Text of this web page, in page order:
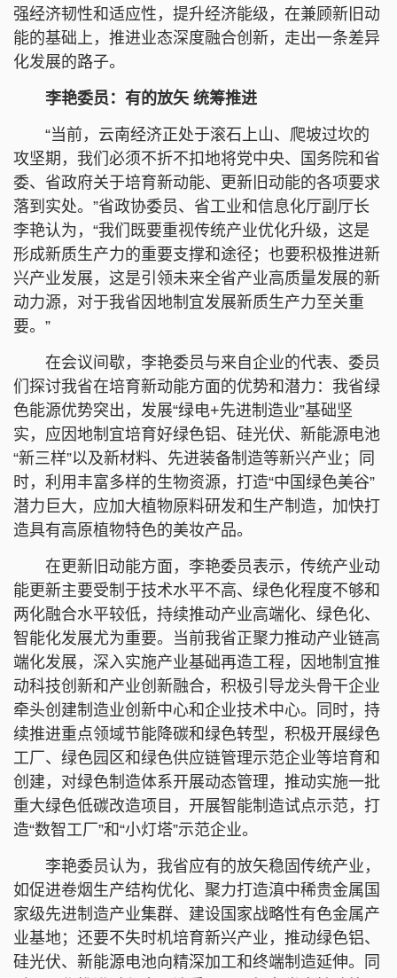
强经济韧性和适应性，提升经济能级，在兼顾新旧动
能的基础上，推进业态深度融合创新，走出一条差异
化发展的路子。
李艳委员：有的放矢 统筹推进
“当前，云南经济正处于滚石上山、爬坡过坎的
攻坚期，我们必须不折不扣地将党中央、国务院和省
委、省政府关于培育新动能、更新旧动能的各项要求
落到实处。”省政协委员、省工业和信息化厅副厅长
李艳认为，“我们既要重视传统产业优化升级，这是
形成新质生产力的重要支撑和途径；也要积极推进新
兴产业发展，这是引领未来全省产业高质量发展的新
动力源，对于我省因地制宜发展新质生产力至关重
要。”
在会议间歇，李艳委员与来自企业的代表、委员
们探讨我省在培育新动能方面的优势和潜力：我省绿
色能源优势突出，发展“绿电+先进制造业”基础坚
实，应因地制宜培育好绿色铝、硅光伏、新能源电池
“新三样”以及新材料、先进装备制造等新兴产业；同
时，利用丰富多样的生物资源，打造“中国绿色美谷”
潜力巨大，应加大植物原料研发和生产制造，加快打
造具有高原植物特色的美妆产品。
在更新旧动能方面，李艳委员表示，传统产业动
能更新主要受制于技术水平不高、绿色化程度不够和
两化融合水平较低，持续推动产业高端化、绿色化、
智能化发展尤为重要。当前我省正聚力推动产业链高
端化发展，深入实施产业基础再造工程，因地制宜推
动科技创新和产业创新融合，积极引导龙头骨干企业
牵头创建制造业创新中心和企业技术中心。同时，持
续推进重点领域节能降碳和绿色转型，积极开展绿色
工厂、绿色园区和绿色供应链管理示范企业等培育和
创建，对绿色制造体系开展动态管理，推动实施一批
重大绿色低碳改造项目，开展智能制造试点示范，打
造“数智工厂”和“小灯塔”示范企业。
李艳委员认为，我省应有的放矢稳固传统产业，
如促进卷烟生产结构优化、聚力打造滇中稀贵金属国
家级先进制造产业集群、建设国家战略性有色金属产
业基地；还要不失时机培育新兴产业，推动绿色铝、
硅光伏、新能源电池向精深加工和终端制造延伸。同